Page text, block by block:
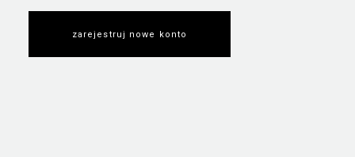
zarejestruj nowe konto